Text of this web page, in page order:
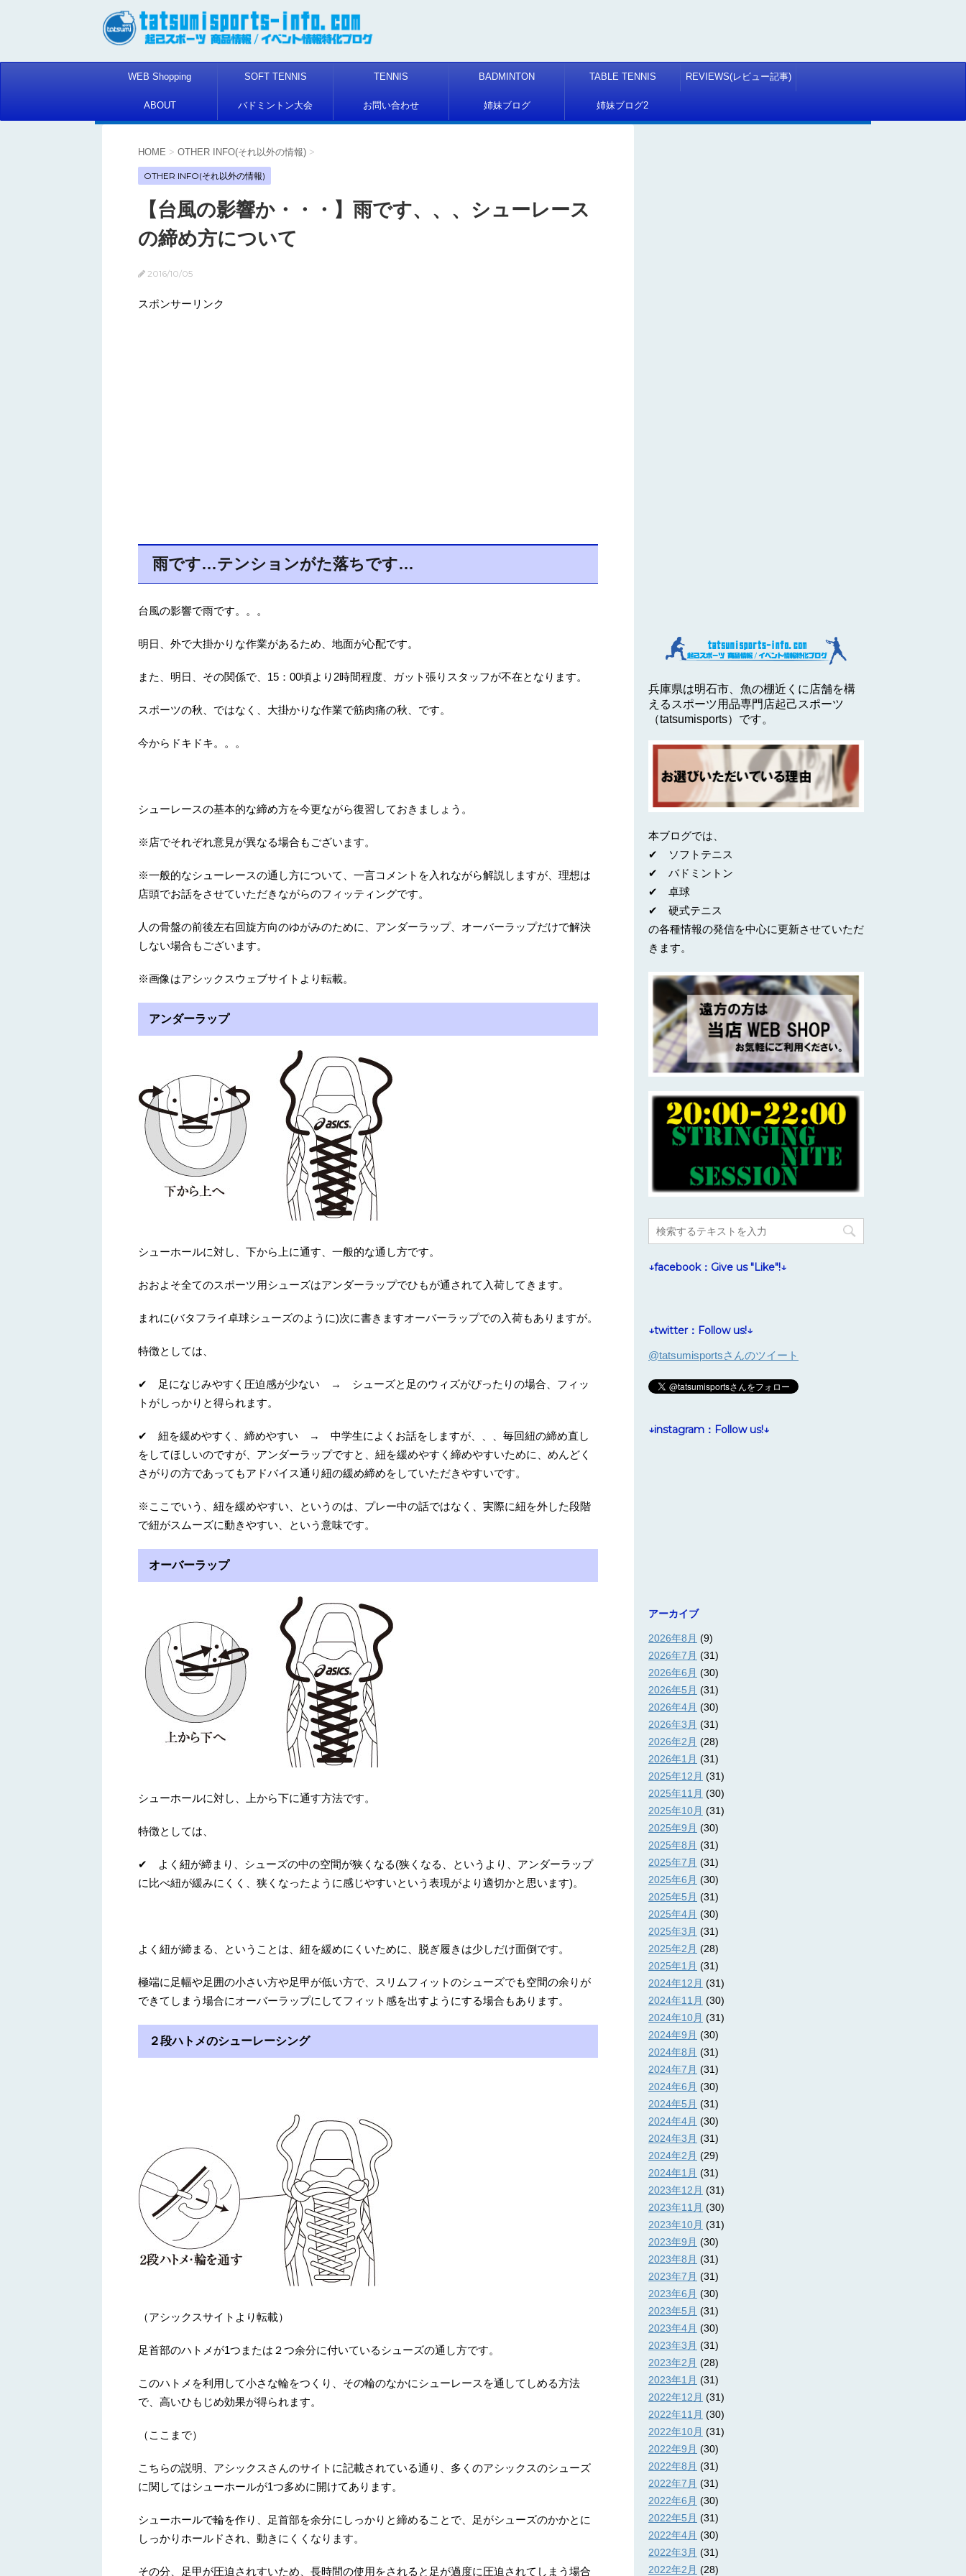
WEB Shopping SOFT TENNIS TENNIS BADMINTON TABLE TENNIS REVIEWS(レビュー記事)
ABOUT バドミントン大会 お問い合わせ 姉妹ブログ 姉妹ブログ2
HOME > OTHER INFO(それ以外の情報) >
OTHER INFO(それ以外の情報)
【台風の影響か・・・】雨です、、、シューレース
の締め方について
2016/10/05
スポンサーリンク
雨です…テンションがた落ちです…
台風の影響で雨です。。。
明日、外で大掛かりな作業があるため、地面が心配です。
また、明日、その関係で、15：00頃より2時間程度、ガット張りスタッフが不在となります。
スポーツの秋、ではなく、大掛かりな作業で筋肉痛の秋、です。
今からドキドキ。。。
シューレースの基本的な締め方を今更ながら復習しておきましょう。
※店でそれぞれ意見が異なる場合もございます。
※一般的なシューレースの通し方について、一言コメントを入れながら解説しますが、理想は
店頭でお話をさせていただきながらのフィッティングです。
人の骨盤の前後左右回旋方向のゆがみのために、アンダーラップ、オーバーラップだけで解決
しない場合もございます。
※画像はアシックスウェブサイトより転載。
アンダーラップ
シューホールに対し、下から上に通す、一般的な通し方です。
おおよそ全てのスポーツ用シューズはアンダーラップでひもが通されて入荷してきます。
まれに(バタフライ卓球シューズのように)次に書きますオーバーラップでの入荷もありますが。
特徴としては、
✔ 足になじみやすく圧迫感が少ない → シューズと足のウィズがぴったりの場合、フィッ
トがしっかりと得られます。
✔ 紐を緩めやすく、締めやすい → 中学生によくお話をしますが、、、毎回紐の締め直し
をしてほしいのですが、アンダーラップですと、紐を緩めやすく締めやすいために、めんどく
さがりの方であってもアドバイス通り紐の緩め締めをしていただきやすいです。
※ここでいう、紐を緩めやすい、というのは、プレー中の話ではなく、実際に紐を外した段階
で紐がスムーズに動きやすい、という意味です。
オーバーラップ
シューホールに対し、上から下に通す方法です。
特徴としては、
✔ よく紐が締まり、シューズの中の空間が狭くなる(狭くなる、というより、アンダーラップ
に比べ紐が緩みにくく、狭くなったように感じやすいという表現がより適切かと思います)。
よく紐が締まる、ということは、紐を緩めにくいために、脱ぎ履きは少しだけ面倒です。
極端に足幅や足囲の小さい方や足甲が低い方で、スリムフィットのシューズでも空間の余りが
できてしまう場合にオーバーラップにしてフィット感を出すようにする場合もあります。
２段ハトメのシューレーシング
（アシックスサイトより転載）
足首部のハトメが1つまたは２つ余分に付いているシューズの通し方です。
このハトメを利用して小さな輪をつくり、その輪のなかにシューレースを通してしめる方法
で、高いひもじめ効果が得られます。
（ここまで）
こちらの説明、アシックスさんのサイトに記載されている通り、多くのアシックスのシューズ
に関してはシューホールが1つ多めに開けてあります。
シューホールで輪を作り、足首部を余分にしっかりと締めることで、足がシューズのかかとに
しっかりホールドされ、動きにくくなります。
その分、足甲が圧迫されすいため、長時間の使用をされると足が過度に圧迫されてしまう場合
兵庫県は明石市、魚の棚近くに店舗を構
えるスポーツ用品専門店起己スポーツ
（tatsumisports）です。
本ブログでは、
✔ ソフトテニス
✔ バドミントン
✔ 卓球
✔ 硬式テニス
の各種情報の発信を中心に更新させていただ
きます。
↓facebook：Give us "Like"!↓
↓twitter：Follow us!↓
@tatsumisportsさんのツイート
↓instagram：Follow us!↓
アーカイブ
2026年8月 (9)
2026年7月 (31)
2026年6月 (30)
2026年5月 (31)
2026年4月 (30)
2026年3月 (31)
2026年2月 (28)
2026年1月 (31)
2025年12月 (31)
2025年11月 (30)
2025年10月 (31)
2025年9月 (30)
2025年8月 (31)
2025年7月 (31)
2025年6月 (30)
2025年5月 (31)
2025年4月 (30)
2025年3月 (31)
2025年2月 (28)
2025年1月 (31)
2024年12月 (31)
2024年11月 (30)
2024年10月 (31)
2024年9月 (30)
2024年8月 (31)
2024年7月 (31)
2024年6月 (30)
2024年5月 (31)
2024年4月 (30)
2024年3月 (31)
2024年2月 (29)
2024年1月 (31)
2023年12月 (31)
2023年11月 (30)
2023年10月 (31)
2023年9月 (30)
2023年8月 (31)
2023年7月 (31)
2023年6月 (30)
2023年5月 (31)
2023年4月 (30)
2023年3月 (31)
2023年2月 (28)
2023年1月 (31)
2022年12月 (31)
2022年11月 (30)
2022年10月 (31)
2022年9月 (30)
2022年8月 (31)
2022年7月 (31)
2022年6月 (30)
2022年5月 (31)
2022年4月 (30)
2022年3月 (31)
2022年2月 (28)